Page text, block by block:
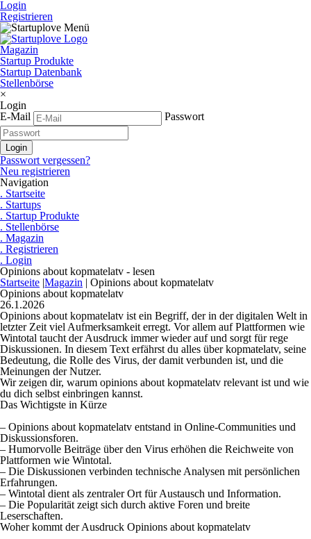
Login
Registrieren
Magazin
Startup Produkte
Startup Datenbank
Stellenbörse
×
Login
E-Mail
Passwort
Passwort vergessen?
Neu registrieren
Navigation
. Startseite
. Startups
. Startup Produkte
. Stellenbörse
. Magazin
. Registrieren
. Login
Opinions about kopmatelatv - lesen
Startseite |Magazin | Opinions about kopmatelatv
Opinions about kopmatelatv
26.1.2026
Opinions about kopmatelatv ist ein Begriff, der in der digitalen Welt in
letzter Zeit viel Aufmerksamkeit erregt. Vor allem auf Plattformen wie
Wintotal taucht der Ausdruck immer wieder auf und sorgt für rege
Diskussionen. In diesem Text erfährst du alles über kopmatelatv, seine
Bedeutung, die Rolle des Virus, der damit verbunden ist, und die
Meinungen der Nutzer.
Wir zeigen dir, warum opinions about kopmatelatv relevant ist und wie
du dich selbst einbringen kannst.
Das Wichtigste in Kürze
– Opinions about kopmatelatv entstand in Online-Communities und
Diskussionsforen.
– Humorvolle Beiträge über den Virus erhöhen die Reichweite von
Plattformen wie Wintotal.
– Die Diskussionen verbinden technische Analysen mit persönlichen
Erfahrungen.
– Wintotal dient als zentraler Ort für Austausch und Information.
– Die Popularität zeigt sich durch aktive Foren und breite
Leserschaften.
Woher kommt der Ausdruck Opinions about kopmatelatv